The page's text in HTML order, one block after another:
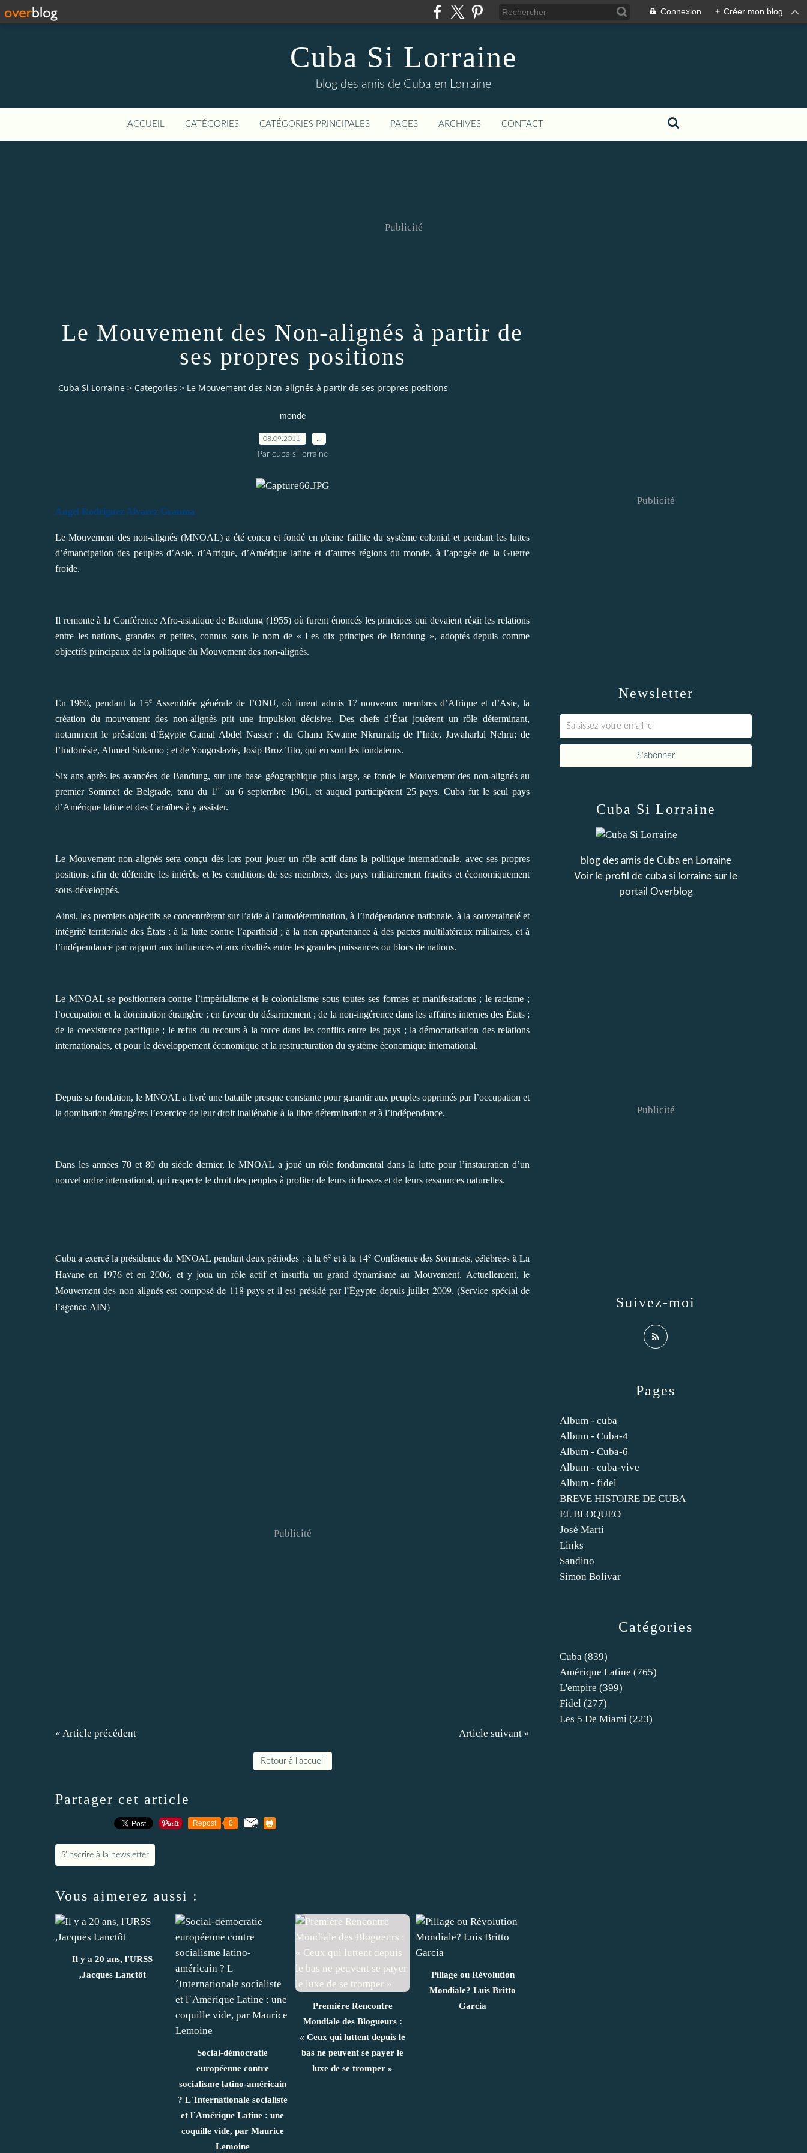
Connexion + Créer mon blog
Cuba Si Lorraine
blog des amis de Cuba en Lorraine
ACCUEIL CATÉGORIES CATÉGORIES PRINCIPALES PAGES ARCHIVES CONTACT
Publicité
Le Mouvement des Non-alignés à partir de
ses propres positions
Cuba Si Lorraine > Categories > Le Mouvement des Non-alignés à partir de ses propres positions
monde
08.09.2011
Par cuba si lorraine
Angel Rodriguez Alvarez Granma
Le Mouvement des non-alignés (MNOAL) a été conçu et fondé en pleine faillite du système colonial et pendant les luttes
d’émancipation des peuples d’Asie, d’Afrique, d’Amérique latine et d’autres régions du monde, à l’apogée de la Guerre
froide.
Il remonte à la Conférence Afro-asiatique de Bandung (1955) où furent énoncés les principes qui devaient régir les relations
entre les nations, grandes et petites, connus sous le nom de « Les dix principes de Bandung », adoptés depuis comme
objectifs principaux de la politique du Mouvement des non-alignés.
En 1960, pendant la 15e Assemblée générale de l’ONU, où furent admis 17 nouveaux membres d’Afrique et d’Asie, la
création du mouvement des non-alignés prit une impulsion décisive. Des chefs d’État jouèrent un rôle déterminant,
notamment le président d’Égypte Gamal Abdel Nasser ; du Ghana Kwame Nkrumah; de l’Inde, Jawaharlal Nehru; de
l’Indonésie, Ahmed Sukarno ; et de Yougoslavie, Josip Broz Tito, qui en sont les fondateurs.
Six ans après les avancées de Bandung, sur une base géographique plus large, se fonde le Mouvement des non-alignés au
premier Sommet de Belgrade, tenu du 1 erau 6 septembre 1961, et auquel participèrent 25 pays. Cuba fut le seul pays
d’Amérique latine et des Caraïbes à y assister.
Le Mouvement non-alignés sera conçu dès lors pour jouer un rôle actif dans la politique internationale, avec ses propres
positions afin de défendre les intérêts et les conditions de ses membres, des pays militairement fragiles et économiquement
sous-développés.
Ainsi, les premiers objectifs se concentrèrent sur l’aide à l’autodétermination, à l’indépendance nationale, à la souveraineté et
intégrité territoriale des États ; à la lutte contre l’apartheid ; à la non appartenance à des pactes multilatéraux militaires, et à
l’indépendance par rapport aux influences et aux rivalités entre les grandes puissances ou blocs de nations.
Le MNOAL se positionnera contre l’impérialisme et le colonialisme sous toutes ses formes et manifestations ; le racisme ;
l’occupation et la domination étrangère ; en faveur du désarmement ; de la non-ingérence dans les affaires internes des États ;
de la coexistence pacifique ; le refus du recours à la force dans les conflits entre les pays ; la démocratisation des relations
internationales, et pour le développement économique et la restructuration du système économique international.
Depuis sa fondation, le MNOAL a livré une bataille presque constante pour garantir aux peuples opprimés par l’occupation et
la domination étrangères l’exercice de leur droit inaliénable à la libre détermination et à l’indépendance.
Dans les années 70 et 80 du siècle dernier, le MNOAL a joué un rôle fondamental dans la lutte pour l’instauration d’un
nouvel ordre international, qui respecte le droit des peuples à profiter de leurs richesses et de leurs ressources naturelles.
Cuba a exercé la présidence du MNOAL pendant deux périodes : à la 6e et à la 14e Conférence des Sommets, célébrées à La
Havane en 1976 et en 2006, et y joua un rôle actif et insuffla un grand dynamisme au Mouvement. Actuellement, le
Mouvement des non-alignés est composé de 118 pays et il est présidé par l’Égypte depuis juillet 2009. (Service spécial de
l’agence AIN)
Publicité
« Article précédent Article suivant »
Retour à l'accueil
Partager cet article
Repost 0
S'inscrire à la newsletter
Vous aimerez aussi :
Il y a 20 ans, l'URSS
,Jacques Lanctôt
Social-démocratie
européenne contre
socialisme latino-américain
? L´Internationale socialiste
et l´Amérique Latine : une
coquille vide, par Maurice
Lemoine
Première Rencontre
Mondiale des Blogueurs :
« Ceux qui luttent depuis le
bas ne peuvent se payer le
luxe de se tromper »
Pillage ou Révolution
Mondiale? Luis Britto
Garcia
Newsletter
Publicité
Catégories
Cuba (839)
Amérique Latine (765)
L'empire (399)
Fidel (277)
Les 5 De Miami (223)
Pages
Album - cuba
Album - Cuba-4
Album - Cuba-6
Album - cuba-vive
Album - fidel
BREVE HISTOIRE DE CUBA
EL BLOQUEO
José Marti
Links
Sandino
Simon Bolivar
Cuba Si Lorraine
blog des amis de Cuba en Lorraine
Voir le profil de cuba si lorraine sur le
portail Overblog
Suivez-moi
Publicité